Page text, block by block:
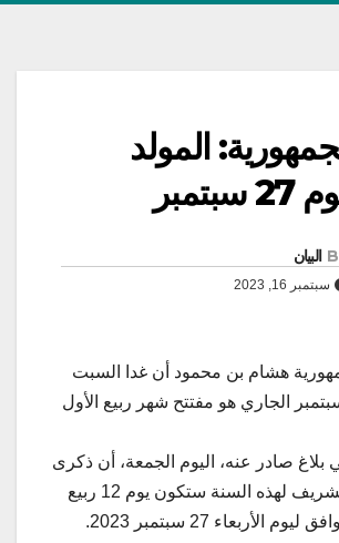
المولد
البيان
سبتمبر 16, 2023
هشام بن محمود أن غدا السبت
لـ 16 سبتمبر الجاري هو مفتتح شهر ربيع الأول
بلاغ صادر عنه، اليوم الجمعة، أن ذكرى
المولد النبوي الشريف لهذه السنة ستكون يوم 12 ربيع